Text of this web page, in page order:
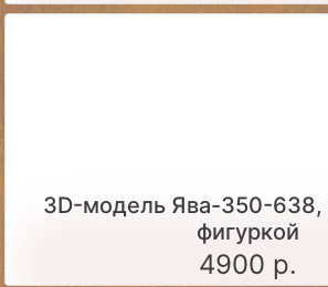
3D-модель Ява-350-638,
фигуркой
4900 р.